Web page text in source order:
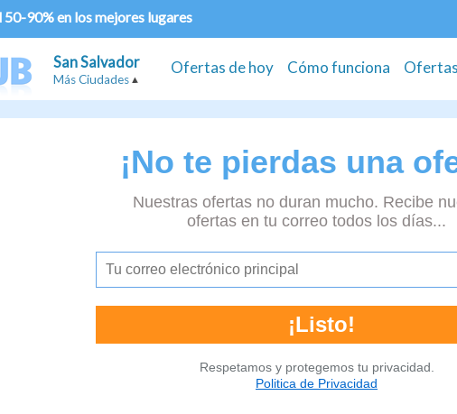
90% en los mejores lugares
San Salvador
Más Ciudades
Ofertas de hoy Cómo funciona
¡No te pierdas una
Nuestras ofertas no duran mucho. Recibe
ofertas en tu correo todos los días...
Respetamos y protegemos tu privacidad.
Politica de Privacidad